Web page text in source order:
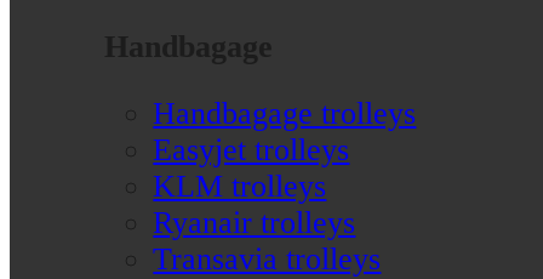
Handbagage
Handbagage trolleys
Easyjet trolleys
KLM trolleys
Ryanair trolleys
Transavia trolleys